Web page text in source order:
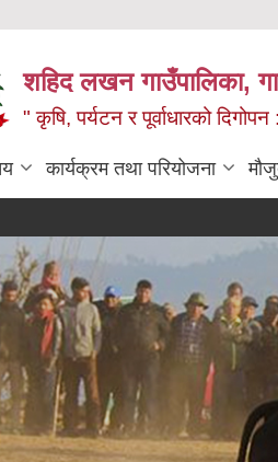
शहिद लखन गाउँपालिका,
" कृषि, पर्यटन र पूर्वाधारको
कार्यक्रम तथा परियोजना